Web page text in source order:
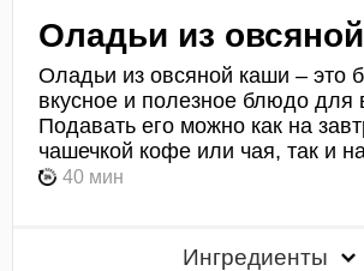
Оладьи из
Оладьи из овсяной каши – это
вкусное и полезное блюдо для
Подавать его можно как на
чашечкой кофе или чая, так и
40 мин
Ингредиенты